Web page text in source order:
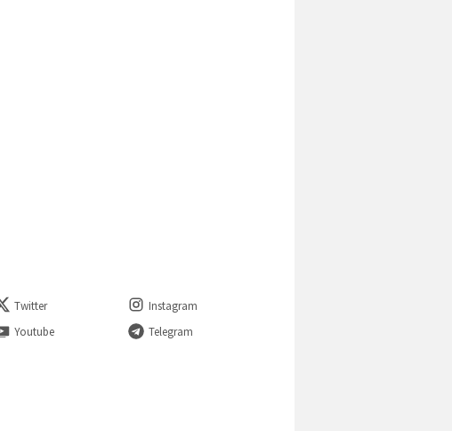
Twitter
Instagram
Youtube Telegram